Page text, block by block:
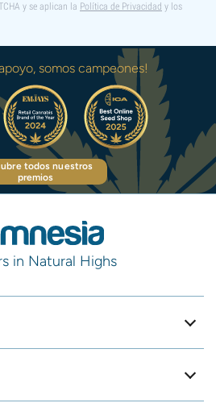
y se aplican la Política de Privacidad y los
somos campeones!
todos nuestros
premios
in Natural Highs